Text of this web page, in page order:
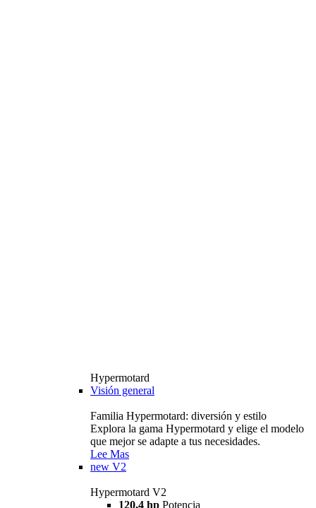
Hypermotard
Visión general
Familia Hypermotard: diversión y estilo
Explora la gama Hypermotard y elige el modelo
que mejor se adapte a tus necesidades.
Lee Mas
new V2
Hypermotard V2
120,4 hp Potencia